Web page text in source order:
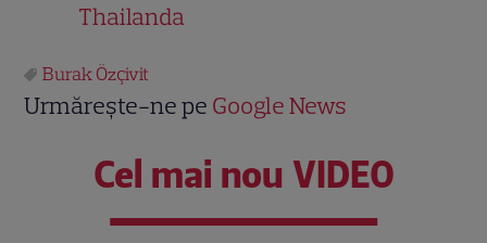
Thailanda
Burak Özçivit
Urmărește-ne pe Google News
Cel mai nou VIDEO